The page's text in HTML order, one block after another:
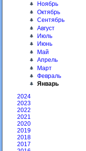
Ноябрь
Октябрь
Сентябрь
Август
Июль
Июнь
Май
Апрель
Март
Февраль
Январь
2024
2023
2022
2021
2020
2019
2018
2017